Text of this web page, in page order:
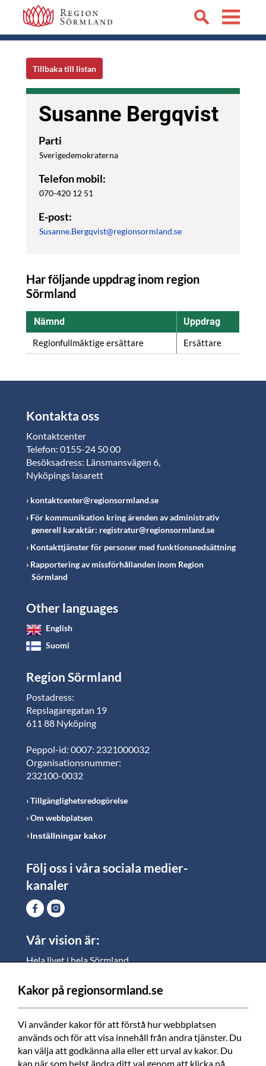
Tillbaka till listan
Susanne Bergqvist
Parti
Sverigedemokraterna
Telefon mobil:
070-420 12 51
E-post:
Susanne.Bergqvist@regionsormland.se
Har följande uppdrag inom region
Sörmland
Nämnd Uppdrag
Regionfullmäktige ersättare Ersättare
Kontakta oss
Kontaktcenter
Telefon: 0155-24 50 00
Besöksadress: Länsmansvägen 6,
Nyköpings lasarett
kontaktcenter@regionsormland.se
För kommunikation kring ärenden av administrativ
generell karaktär: registratur@regionsormland.se
Kontakttjänster för personer med funktionsnedsättning
Rapportering av missförhållanden inom Region
Sörmland
Other languages
English
Suomi
Region Sörmland
Postadress:
Repslagaregatan 19
611 88 Nyköping
Peppol-id: 0007: 2321000032
Organisationsnummer:
232100-0032
Tillgänglighetsredogörelse
Om webbplatsen
Inställningar kakor
Följ oss i våra sociala medier-
kanaler
Vår vision är:
Hela livet i hela Sörmland.
vi vill skapa jämlika möjligheter för både
medarbetare och invånare att växa.
Vi är en tillgänglig region som varje dag förbättrar
livskvaliteten för alla som bor och verkar i Sörmland.
Kakor på regionsormland.se
Vi använder kakor för att förstå hur webbplatsen
används och för att visa innehåll från andra tjänster. Du
kan välja att godkänna alla eller ett urval av kakor. Du
kan när som helst ändra ditt val genom att klicka på